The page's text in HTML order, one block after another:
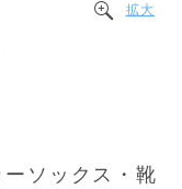
拡大
ソックス・靴